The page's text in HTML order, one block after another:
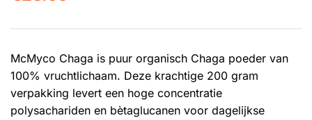
McMyco Chaga is puur organisch Chaga poeder van
100% vruchtlichaam. Deze krachtige 200 gram
verpakking levert een hoge concentratie
polysachariden en bètaglucanen voor dagelijkse